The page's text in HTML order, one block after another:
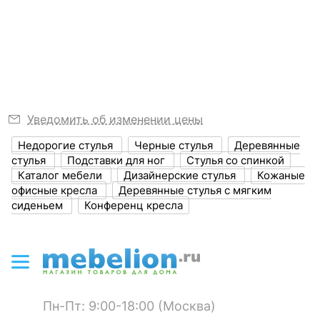
Объем упаковки,
куб. м
?
0.08
ЦВЕТ И МАТЕРИАЛ
Цвет обивки ? черный
Цвет корпуса
Материал обивки кожа искусственная
Материал корпуса ? дерево
Стул Vimta
2 отзыва
15 129 р.
Стул Соло
8 060 р.
Уведомить об изменении цены
Недорогие стулья Черные стулья
Деревянные
стулья
Подставки для ног
Стулья со спинкой
Каталог мебели
Дизайнерские стулья
Кожаные
офисные кресла
Деревянные стулья с мягким
сиденьем
Конференц кресла
Пн-Пт: 9:00-18:00 (Москва)